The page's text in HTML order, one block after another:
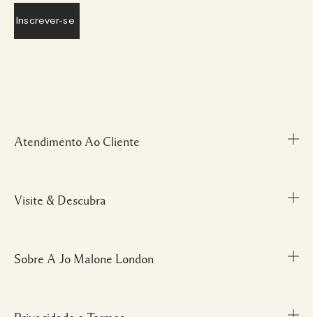
Atendimento Ao Cliente
Meu Perfil
Personal Shopper
Visite & Descubra
Descubra uma Fragrância
Sobre A Jo Malone London